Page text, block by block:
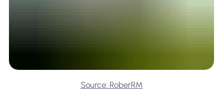
Source: RoberRM